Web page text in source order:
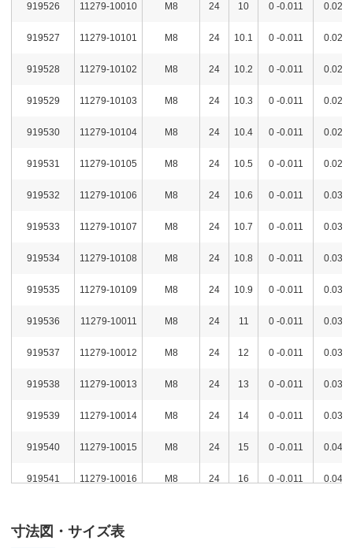
919526 11279-10010 M8 24 10 0 -0.011 0.02
919527 11279-10101 M8 24 10.1 0 -0.011 0.02
919528 11279-10102 M8 24 10.2 0 -0.011 0.02
919529 11279-10103 M8 24 10.3 0 -0.011 0.02
919530 11279-10104 M8 24 10.4 0 -0.011 0.02
919531 11279-10105 M8 24 10.5 0 -0.011 0.02
919532 11279-10106 M8 24 10.6 0 -0.011 0.03
919533 11279-10107 M8 24 10.7 0 -0.011 0.03
919534 11279-10108 M8 24 10.8 0 -0.011 0.03
919535 11279-10109 M8 24 10.9 0 -0.011 0.03
919536 11279-10011 M8 24 11 0 -0.011 0.03
919537 11279-10012 M8 24 12 0 -0.011 0.03
919538 11279-10013 M8 24 13 0 -0.011 0.03
919539 11279-10014 M8 24 14 0 -0.011 0.03
919540 11279-10015 M8 24 15 0 -0.011 0.04
919541 11279-10016 M8 24 16 0 -0.011 0.04
919543 11279-10018
寸法図・サイズ表